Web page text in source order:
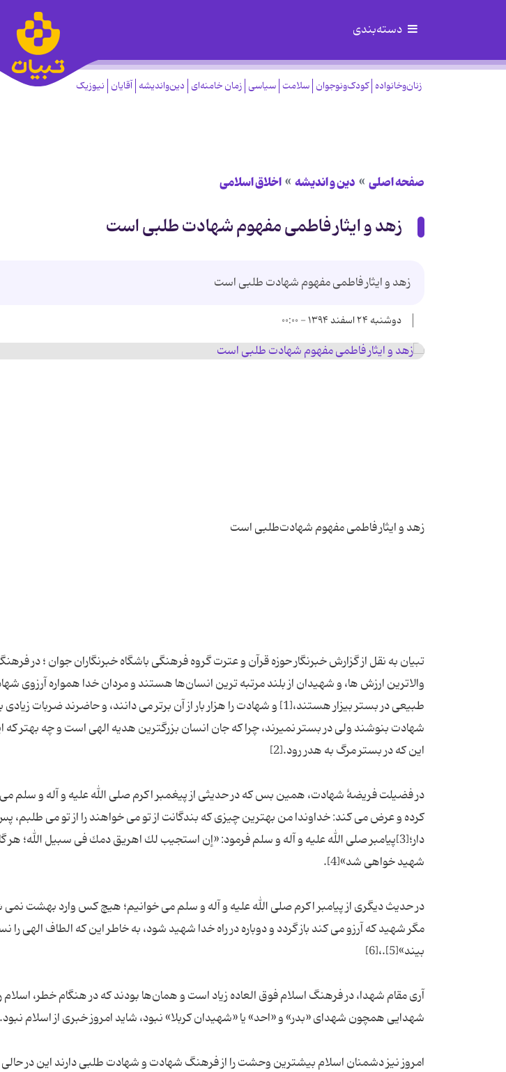
دسته‌بندی
زنان‌وخانواده کودک‌ونوجوان سلامت سیاسی زمان خامنه‌ای دین‌واندیشه آقایان نیوزیک
صفحه اصلی دین و اندیشه اخلاق اسلامی
زهد و ایثار فاطمی مفهوم شهادت طلبی است
زهد و ایثار فاطمی مفهوم شهادت طلبی است
دوشنبه ۲۴ اسفند ۱۳۹۴ - ۰۰:۰۰